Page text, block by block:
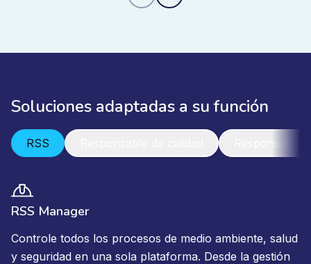
Soluciones adaptadas a su función
RSS
RSS Manager
Controle todos los procesos de medio ambiente, salud
y seguridad en una sola plataforma. Desde la gestión